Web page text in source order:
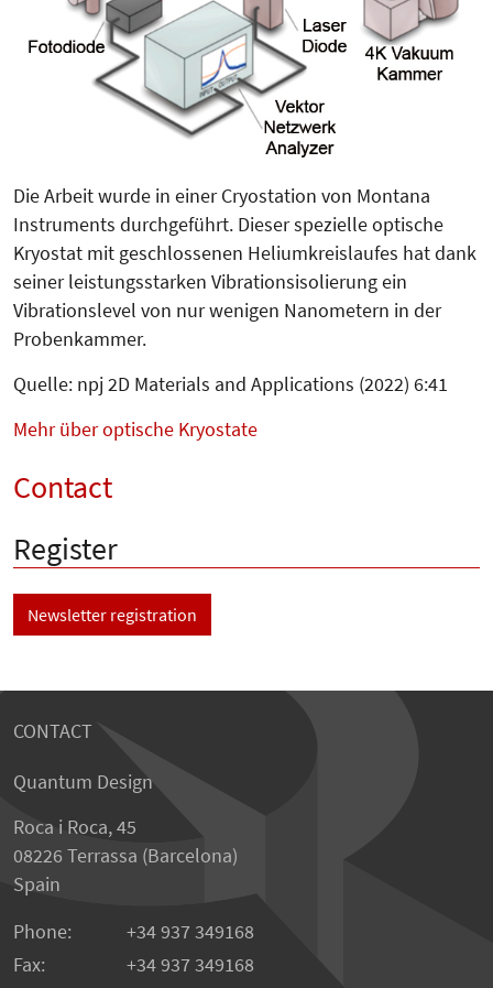
Die Arbeit wurde in einer Cryostation von Montana
Instruments durchgeführt. Dieser spezielle optische
Kryostat mit geschlossenen Heliumkreislaufes hat dank
seiner leistungsstarken Vibrationsisolierung ein
Vibrationslevel von nur wenigen Nanometern in der
Probenkammer.
Quelle: npj 2D Materials and Applications (2022) 6:41
Mehr über optische Kryostate
Contact
Register
Newsletter registration
CONTACT
Quantum Design
Roca i Roca, 45
08226 Terrassa (Barcelona)
Spain
Phone:
+34 937 349168
Fax:
+34 937 349168